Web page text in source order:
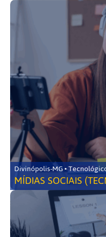
MÍDIAS SOCIAIS